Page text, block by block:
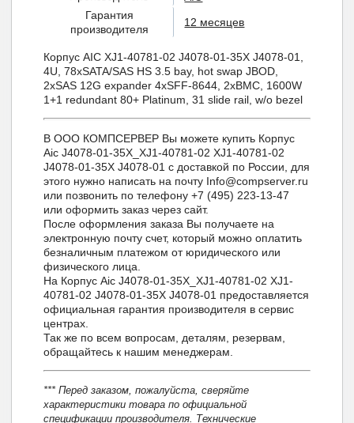
Гарантия
производителя
12 месяцев
Корпус AIC XJ1-40781-02 J4078-01-35X J4078-01,
4U, 78xSATA/SAS HS 3.5 bay, hot swap JBOD,
2xSAS 12G expander 4xSFF-8644, 2xBMC, 1600W
1+1 redundant 80+ Platinum, 31 slide rail, w/o bezel
В ООО КОМПСЕРВЕР Вы можете купить Корпус
Aic J4078-01-35X_XJ1-40781-02 XJ1-40781-02
J4078-01-35X J4078-01 с доставкой по России, для
этого нужно написать на почту Info@compserver.ru
или позвонить по телефону +7 (495) 223-13-47
или оформить заказ через сайт.
После оформления заказа Вы получаете на
электронную почту счет, который можно оплатить
безналичным платежом от юридического или
физического лица.
На Корпус Aic J4078-01-35X_XJ1-40781-02 XJ1-
40781-02 J4078-01-35X J4078-01 предоставляется
официальная гарантия производителя в сервис
центрах.
Так же по всем вопросам, деталям, резервам,
обращайтесь к нашим менеджерам.
*** Перед заказом, пожалуйста, сверяйте
характеристики товара по официальной
спецификации производителя. Технические